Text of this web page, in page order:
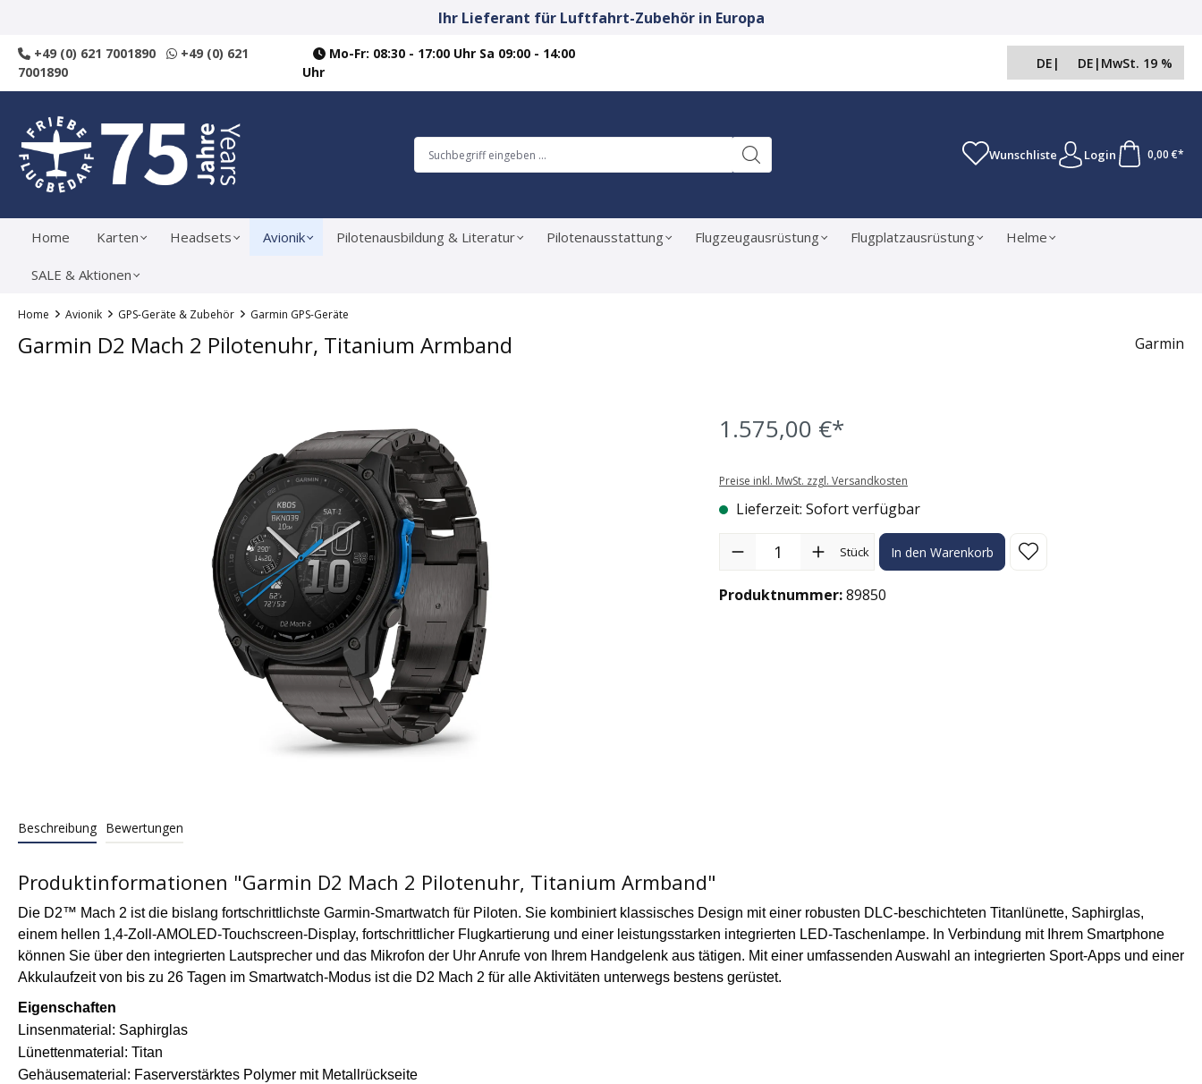
Ihr Lieferant für Luftfahrt-Zubehör in Europa
+49 (0) 621 7001890
+49 (0) 621
7001890
Mo-Fr: 08:30 - 17:00 Uhr Sa 09:00 - 14:00
Uhr
DE | DE | MwSt. 19 %
Wunschliste Login 0,00 €*
Home Karten Headsets Avionik Pilotenausbildung & Literatur Pilotenausstattung Flugzeugausrüstung Flugplatzausrüstung Helme
SALE & Aktionen
Home Avionik GPS-Geräte & Zubehör Garmin GPS-Geräte
Garmin D2 Mach 2 Pilotenuhr, Titanium Armband Garmin
1.575,00 €*
Preise inkl. MwSt. zzgl. Versandkosten
Lieferzeit: Sofort verfügbar
Produkt Anzahl: Gib den gewünschten Wert ein oder benutze die
Stück In den Warenkorb
Produktnummer:89850
Beschreibung Bewertungen
Produktinformationen "Garmin D2 Mach 2 Pilotenuhr, Titanium Armband"
Die D2™ Mach 2 ist die bislang fortschrittlichste Garmin-Smartwatch für Piloten. Sie kombiniert klassisches Design mit einer robusten DLC-beschichteten Titanlünette, Saphirglas,
einem hellen 1,4-Zoll-AMOLED-Touchscreen-Display, fortschrittlicher Flugkartierung und einer leistungsstarken integrierten LED-Taschenlampe. In Verbindung mit Ihrem Smartphone
können Sie über den integrierten Lautsprecher und das Mikrofon der Uhr Anrufe von Ihrem Handgelenk aus tätigen. Mit einer umfassenden Auswahl an integrierten Sport-Apps und einer
Akkulaufzeit von bis zu 26 Tagen im Smartwatch-Modus ist die D2 Mach 2 für alle Aktivitäten unterwegs bestens gerüstet.
Eigenschaften
Linsenmaterial: Saphirglas
Lünettenmaterial: Titan
Gehäusematerial: Faserverstärktes Polymer mit Metallrückseite